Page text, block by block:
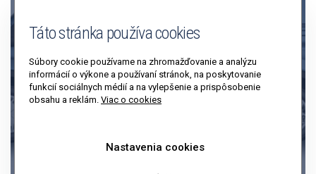
Táto stránka používa cookies
Súbory cookie používame na zhromažďovanie a analýzu
informácií o výkone a používaní stránok, na poskytovanie
funkcií sociálnych médií a na vylepšenie a prispôsobenie
obsahu a reklám. Viac o cookies
Nastavenia cookies